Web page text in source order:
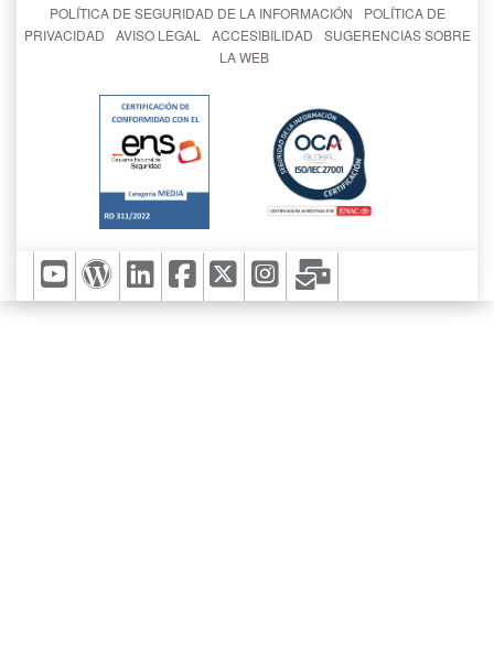
POLÍTICA DE SEGURIDAD DE LA INFORMACIÓN
POLÍTICA DE
PRIVACIDAD
AVISO LEGAL ACCESIBILIDAD
SUGERENCIAS SOBRE
LA WEB